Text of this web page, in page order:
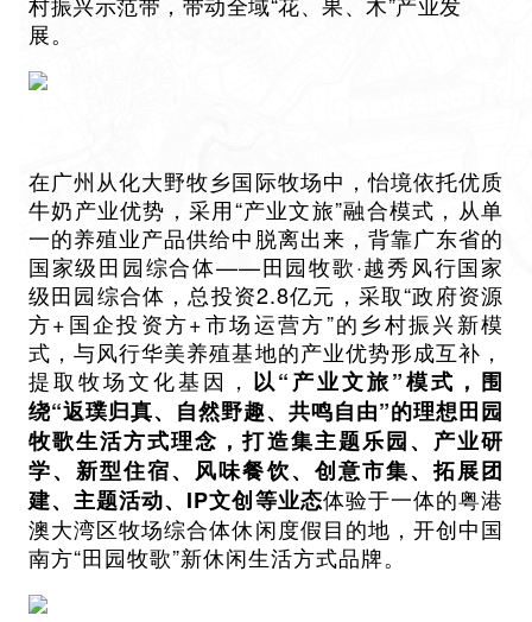
展。
在广州从化大野牧乡国际牧场中，怡境依托优质
牛奶产业优势，采用“产业文旅”融合模式，从单
一的养殖业产品供给中脱离出来，背靠广东省的
国家级田园综合体——田园牧歌·越秀风行国家
级田园综合体，总投资2.8亿元，采取“政府资源
方+国企投资方+市场运营方”的乡村振兴新模
式，与风行华美养殖基地的产业优势形成互补，
提取牧场文化基因， 以“产业文旅”模式，围
绕“返璞归真、自然野趣、共鸣自由”的理想田园
牧歌生活方式理念，打造集主题乐园、产业研
学、新型住宿、风味餐饮、创意市集、拓展团
建、主题活动、IP文创等业态体验于一体的粤港
澳大湾区牧场综合体休闲度假目的地，开创中国
南方“田园牧歌”新休闲生活方式品牌。